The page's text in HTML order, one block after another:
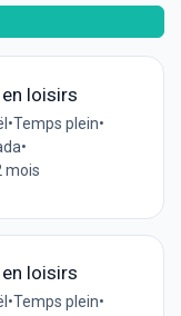
loisirs
•Temps plein•
•
mois
loisirs
•Temps plein•